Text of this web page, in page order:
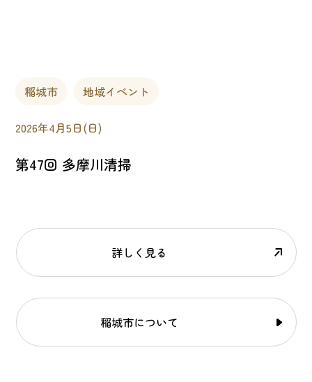
稲城市 地域イベント
2026年4月5日(日)
第47回 多摩川清掃
詳しく見る
稲城市について